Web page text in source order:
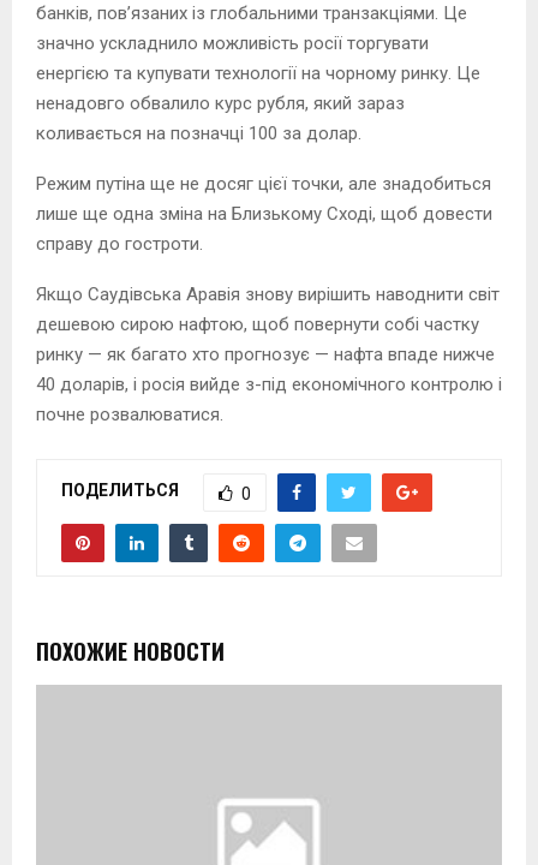
банків, пов’язаних із глобальними транзакціями. Це
значно ускладнило можливість росії торгувати
енергією та купувати технології на чорному ринку. Це
ненадовго обвалило курс рубля, який зараз
коливається на позначці 100 за долар.
Режим путіна ще не досяг цієї точки, але знадобиться
лише ще одна зміна на Близькому Сході, щоб довести
справу до гостроти.
Якщо Саудівська Аравія знову вирішить наводнити світ
дешевою сирою нафтою, щоб повернути собі частку
ринку — як багато хто прогнозує — нафта впаде нижче
40 доларів, і росія вийде з-під економічного контролю і
почне розвалюватися.
ПОДЕЛИТЬСЯ 0
ПОХОЖИЕ НОВОСТИ